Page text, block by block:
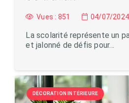
Vues : 851 04/07/2024
La scolarité représente un
et jalonné de défis pour…
DÉCORATION INTÉRIEURE